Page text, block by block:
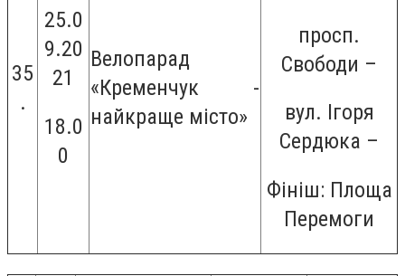
35
.
25.0
9.20
21
18.0
0
Велопарад
«Кременчук -
найкраще місто»
просп.
Свободи –
вул. Ігоря
Сердюка –
Фініш: Площа
Перемоги